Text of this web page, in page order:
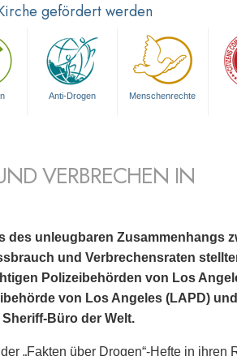
gefördert werden
Anti-Drogen Menschenrechte
VERBRECHEN IN
des unleugbaren Zusammen­hangs
und Verbrechensraten
Polizeibehörden von Los
von Los Angeles (LAPD)
Büro der Welt.
„Fakten über Drogen“-Hefte in ihren